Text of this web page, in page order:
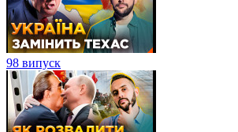
98 випуск